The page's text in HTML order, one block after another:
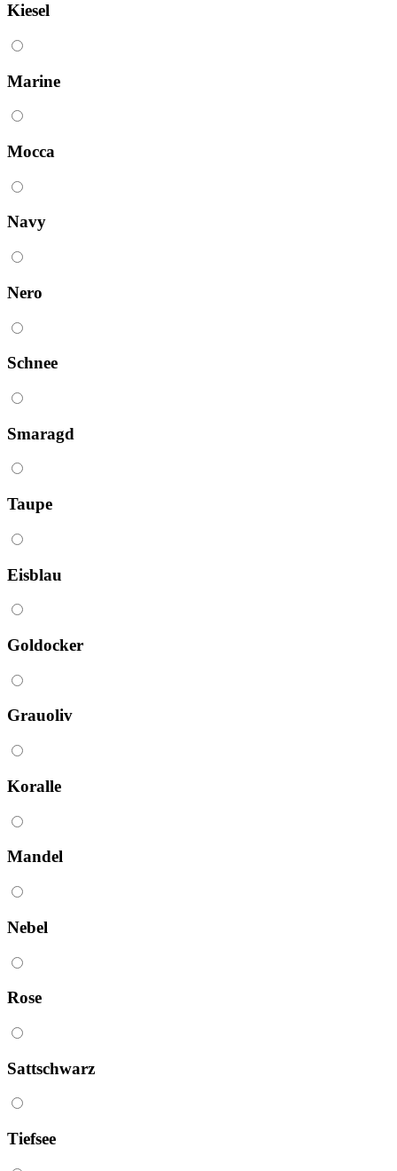
Kiesel
Marine
Mocca
Navy
Nero
Schnee
Smaragd
Taupe
Eisblau
Goldocker
Grauoliv
Koralle
Mandel
Nebel
Rose
Sattschwarz
Tiefsee